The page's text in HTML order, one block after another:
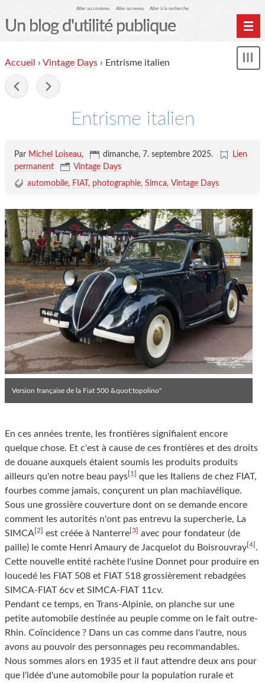
Aller au contenu Aller au menu Aller à la recherche
Un blog d'utilité publique
le Glob qui nuisait grave
Accueil › Vintage Days › Entrisme italien
Entrisme italien
Par Michel Loiseau, dimanche, 7. septembre 2025.
Lien
permanent
Vintage Days
automobile
FIAT photographie Simca Vintage Days
Version française de la Fiat 500 &quot;topolino"
En ces années trente, les frontières signifiaient encore
quelque chose. Et c'est à cause de ces frontières et des droits
de douane auxquels étaient soumis les produits produits
ailleurs qu'en notre beau pays[1] que les Italiens de chez FIAT,
fourbes comme jamais, conçurent un plan machiavélique.
Sous une grossière couverture dont on se demande encore
comment les autorités n'ont pas entrevu la supercherie, La
SIMCA[2] est créée à Nanterre[3] avec pour fondateur (de
paille) le comte Henri Amaury de Jacquelot du Boisrouvray[4] .
Cette nouvelle entité rachète l'usine Donnet pour produire en
loucedé les FIAT 508 et FIAT 518 grossièrement rebadgées
SIMCA-FIAT 6cv et SIMCA-FIAT 11cv.
Pendant ce temps, en Trans-Alpinie, on planche sur une
petite automobile destinée au peuple comme on le fait outre-
Rhin. Coïncidence ? Dans un cas comme dans l'autre, nous
avons au pouvoir des personnages peu recommandables.
Nous sommes alors en 1935 et il faut attendre deux ans pour
que l'idée d'une automobile pour la population rurale et